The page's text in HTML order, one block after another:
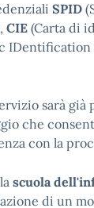
SPID
CIE (Carta di
sarà già
che
con la
scuola
di un